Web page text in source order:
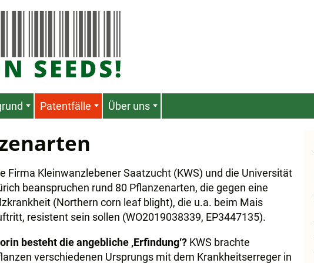
Patentfälle Über uns
Firma Kleinwanzlebener Saatzucht (KWS) und die Universität
beanspruchen rund 80 Pflanzenarten, die gegen eine
(Northern corn leaf blight), die u.a. beim Mais
resistent sein sollen (WO2019038339, EP3447135).
besteht die angebliche ‚Erfindung‘? KWS brachte
verschiedenen Ursprungs mit dem Krankheitserreger in